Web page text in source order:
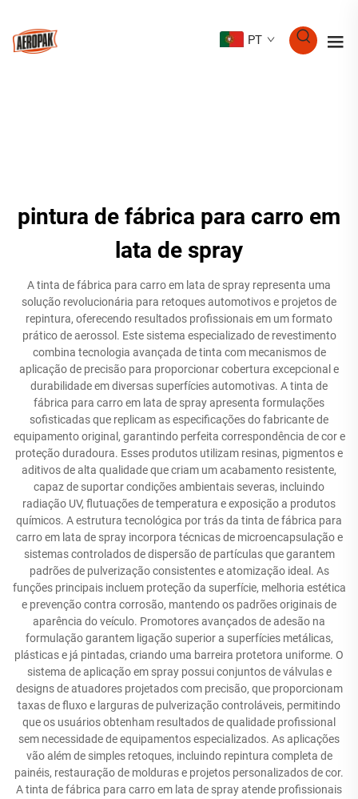
PT
pintura de fábrica para carro em
lata de spray
A tinta de fábrica para carro em lata de spray representa uma
solução revolucionária para retoques automotivos e projetos de
repintura, oferecendo resultados profissionais em um formato
prático de aerossol. Este sistema especializado de revestimento
combina tecnologia avançada de tinta com mecanismos de
aplicação de precisão para proporcionar cobertura excepcional e
durabilidade em diversas superfícies automotivas. A tinta de
fábrica para carro em lata de spray apresenta formulações
sofisticadas que replicam as especificações do fabricante de
equipamento original, garantindo perfeita correspondência de cor e
proteção duradoura. Esses produtos utilizam resinas, pigmentos e
aditivos de alta qualidade que criam um acabamento resistente,
capaz de suportar condições ambientais severas, incluindo
radiação UV, flutuações de temperatura e exposição a produtos
químicos. A estrutura tecnológica por trás da tinta de fábrica para
carro em lata de spray incorpora técnicas de microencapsulação e
sistemas controlados de dispersão de partículas que garantem
padrões de pulverização consistentes e atomização ideal. As
funções principais incluem proteção da superfície, melhoria estética
e prevenção contra corrosão, mantendo os padrões originais de
aparência do veículo. Promotores avançados de adesão na
formulação garantem ligação superior a superfícies metálicas,
plásticas e já pintadas, criando uma barreira protetora uniforme. O
sistema de aplicação em spray possui conjuntos de válvulas e
designs de atuadores projetados com precisão, que proporcionam
taxas de fluxo e larguras de pulverização controláveis, permitindo
que os usuários obtenham resultados de qualidade profissional
sem necessidade de equipamentos especializados. As aplicações
vão além de simples retoques, incluindo repintura completa de
painéis, restauração de molduras e projetos personalizados de cor.
A tinta de fábrica para carro em lata de spray atende profissionais